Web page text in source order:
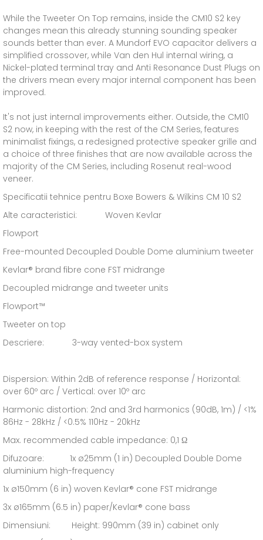
While the Tweeter On Top remains, inside the CM10 S2 key
changes mean this already stunning sounding speaker
sounds better than ever. A Mundorf EVO capacitor delivers a
simplified crossover, while Van den Hul internal wiring, a
Nickel-plated terminal tray and Anti Resonance Dust Plugs on
the drivers mean every major internal component has been
improved.
It's not just internal improvements either. Outside, the CM10
S2 now, in keeping with the rest of the CM Series, features
minimalist fixings, a redesigned protective speaker grille and
a choice of three finishes that are now available across the
majority of the CM Series, including Rosenut real-wood
veneer.
Specificatii tehnice pentru Boxe Bowers & Wilkins CM 10 S2
Alte caracteristici: Woven Kevlar
Flowport
Free-mounted Decoupled Double Dome aluminium tweeter
Kevlar® brand fibre cone FST midrange
Decoupled midrange and tweeter units
Flowport™
Tweeter on top
Descriere: 3-way vented-box system
Dispersion: Within 2dB of reference response / Horizontal:
over 60º arc / Vertical: over 10º arc
Harmonic distortion: 2nd and 3rd harmonics (90dB, 1m) / <1%
86Hz - 28kHz / <0.5% 110Hz - 20kHz
Max. recommended cable impedance: 0,1 Ω
Difuzoare: 1x ø25mm (1 in) Decoupled Double Dome
aluminium high-frequency
1x ø150mm (6 in) woven Kevlar® cone FST midrange
3x ø165mm (6.5 in) paper/Kevlar® cone bass
Dimensiuni: Height: 990mm (39 in) cabinet only